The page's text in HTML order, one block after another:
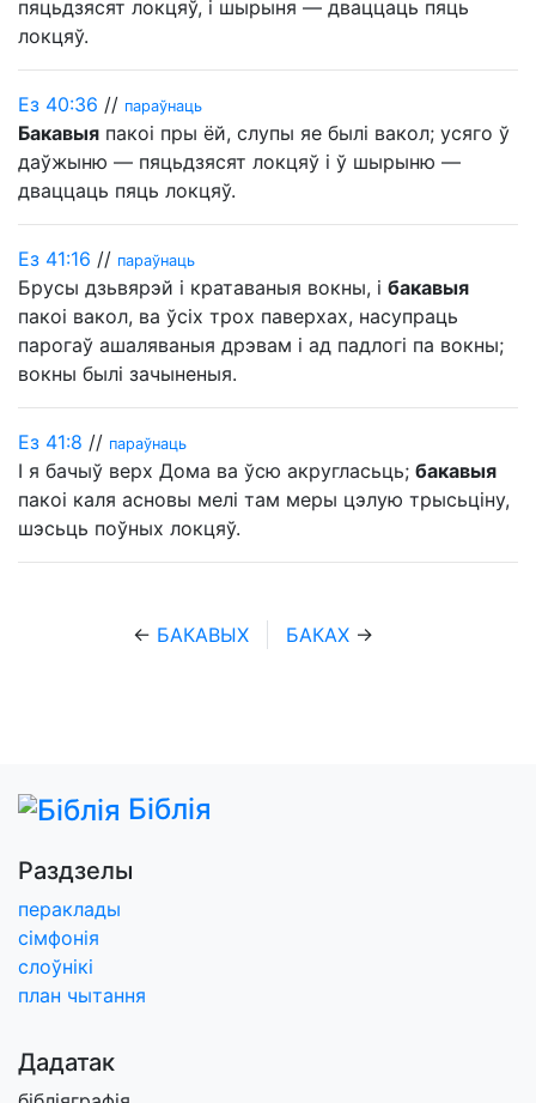
пяцьдзясят локцяў, і шырыня — дваццаць пяць
локцяў.
Ез 40:36 // параўнаць
Бакавыя пакоі пры ёй, слупы яе былі вакол; усяго ў
даўжыню — пяцьдзясят локцяў і ў шырыню —
дваццаць пяць локцяў.
Ез 41:16 // параўнаць
Брусы дзьвярэй і кратаваныя вокны, і бакавыя
пакоі вакол, ва ўсіх трох паверхах, насупраць
парогаў ашаляваныя дрэвам і ад падлогі па вокны;
вокны былі зачыненыя.
Ез 41:8 // параўнаць
І я бачыў верх Дома ва ўсю акругласьць; бакавыя
пакоі каля асновы мелі там меры цэлую трысьціну,
шэсьць поўных локцяў.
← БАКАВЫХ БАКАХ →
Біблія
Раздзелы
пераклады
сімфонія
слоўнікі
план чытання
Дадатак